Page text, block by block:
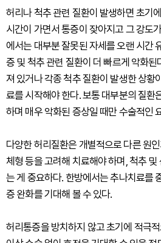
허리나 척추 관련 질환이 발생하면 초기
시간이 가면서 통증이 잦아지고 그 강도
에서는 대부분 잘못된 자세를 오랜 시간
증 및 척추 관련 질환이 더 빠르게 악화된
져 있거나 각종 척추 질환이 발생한 상황
료를 시작해야 한다. 보통 대부분의 질환
하며 매우 악화된 증상일 때만 수술적인
다양한 허리질환은 개별적으로 다른 원
체형 등을 고려해 치료해야 하며, 척추
는 게 중요하다. 한방에서는 추나치료를
증 완화를 기대해 볼 수 있다.
허리통증을 방치하지 않고 초기에 적극